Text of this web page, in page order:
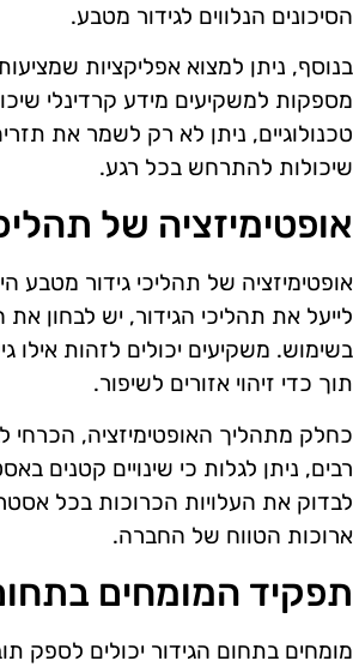
הסיכונים הנלווים לגידור מטבע.
בנוסף, ניתן למצוא אפליקציות
מספקות למשקיעים מידע קרדינלי
טכנולוגיים, ניתן לא רק לשמר את
שיכולות להתרחש בכל רגע.
אופטימיזציה של
אופטימיזציה של תהליכי גידור מטבע
לייעל את תהליכי הגידור, יש לבחון
בשימוש. משקיעים יכולים לזהות אילו
תוך כדי זיהוי אזורים לשיפור.
כחלק מתהליך האופטימיזציה, הכרחי
רבים, ניתן לגלות כי שינויים קטנים
לבדוק את העלויות הכרוכות בכל
ארוכות הטווח של החברה.
תפקיד המומחים
מומחים בתחום הגידור יכולים לספק